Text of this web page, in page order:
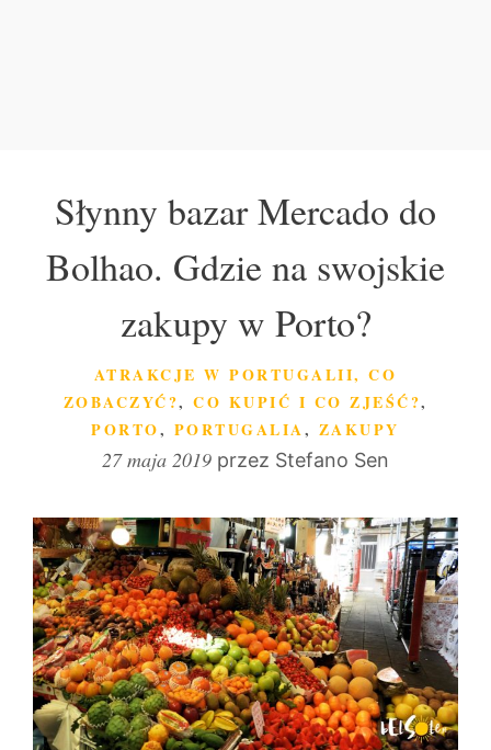
Słynny bazar Mercado do
Bolhao. Gdzie na swojskie
zakupy w Porto?
KATEGORIE
ATRAKCJE W PORTUGALII, CO
ZOBACZYĆ?, CO KUPIĆ I CO ZJEŚĆ?,
PORTO, PORTUGALIA, ZAKUPY
27 maja 2019 przez Stefano Sen